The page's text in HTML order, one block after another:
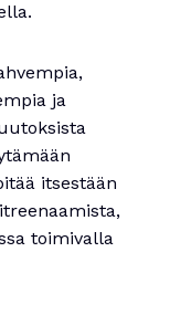
ja
itsestään
toimivalla